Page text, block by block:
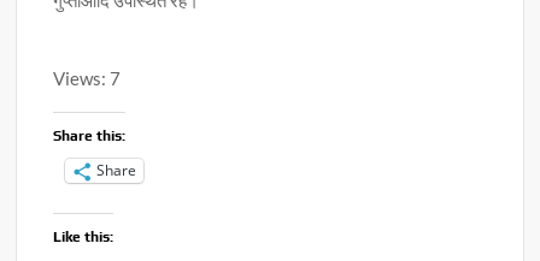
Views: 7
Share this:
Share
Like this: